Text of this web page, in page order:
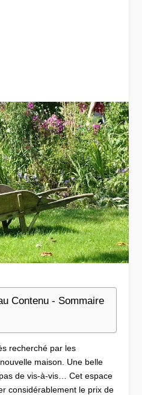
Contenu - Sommaire
recherché par les
maison. Une belle
de vis-à-vis… Cet espace
considérablement le prix de